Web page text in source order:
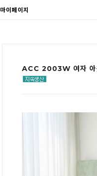
마이페이지
ACC 2003W 여자 아